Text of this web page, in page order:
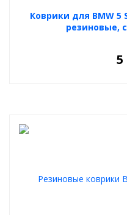
Коврики для BMW 5
резиновые,
5